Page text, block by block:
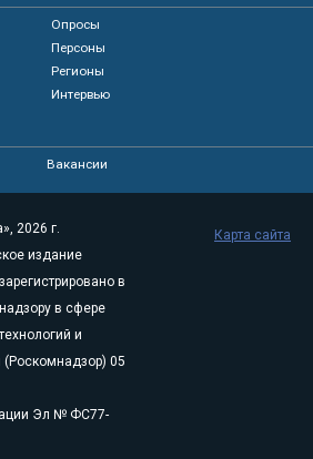
Опросы
Персоны
Регионы
Интервью
Вакансии
2026 г.
издание
в
в сфере
и
05
Эл № ФС77-
Карта сайта